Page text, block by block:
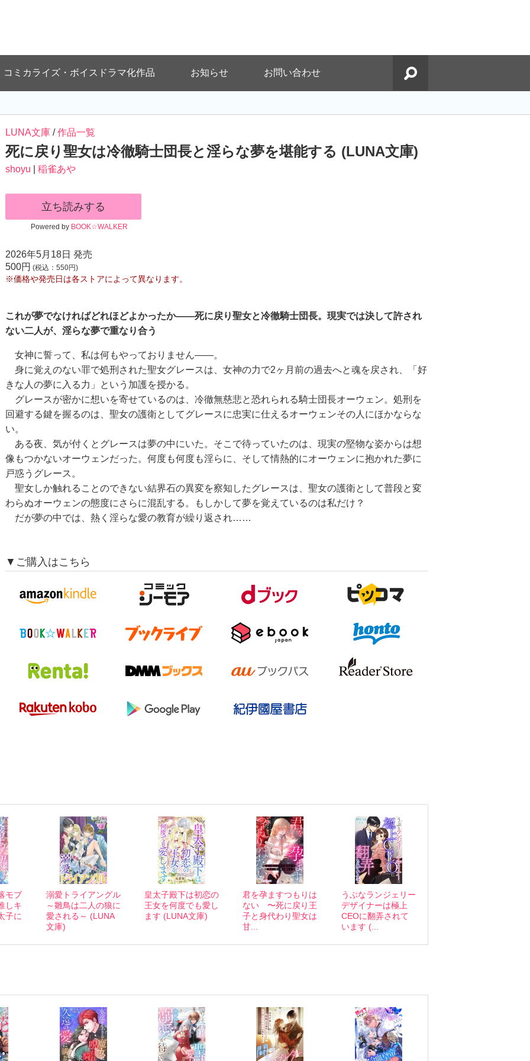
コミカライズ・ボイスドラマ化作品 お知らせ お問い合わせ
LUNA文庫 /作品一覧
死に戻り聖女は冷徹騎士団長と淫らな夢を堪能する (LUNA文庫)
shoyu 稲雀あや
立ち読みする
Powered by BOOK☆WALKER
2026年5月18日 発売
500円 (税込：550円)
※価格や発売日は各ストアによって異なります。
これが夢でなければどれほどよかったか——死に戻り聖女と冷徹騎士団長。現実では決して許され
ない二人が、淫らな夢で重なり合う
女神に誓って、私は何もやっておりません——。
身に覚えのない罪で処刑された聖女グレースは、女神の力で2ヶ月前の過去へと魂を戻され、「好
きな人の夢に入る力」という加護を授かる。
グレースが密かに想いを寄せているのは、冷徹無慈悲と恐れられる騎士団長オーウェン。処刑を
回避する鍵を握るのは、聖女の護衛としてグレースに忠実に仕えるオーウェンその人にほかならな
い。
ある夜、気が付くとグレースは夢の中にいた。そこで待っていたのは、現実の堅物な姿からは想
像もつかないオーウェンだった。何度も何度も淫らに、そして情熱的にオーウェンに抱かれた夢に
戸惑うグレース。
聖女しか触れることのできない結界石の異変を察知したグレースは、聖女の護衛として普段と変
わらぬオーウェンの態度にさらに混乱する。もしかして夢を覚えているのは私だけ？
だが夢の中では、熱く淫らな愛の教育が繰り返され……
▼ご購入はこちら
モブ
しキ
子に
溺愛トライアングル
～雛鳥は二人の狼に
愛される～ (LUNA
文庫)
皇太子殿下は初恋の
王女を何度でも愛し
ます (LUNA文庫)
君を孕ますつもりは
ない 〜死に戻り王
子と身代わり聖女は
甘...
うぶなランジェリー
デザイナーは極上
CEOに翻弄されて
います (...